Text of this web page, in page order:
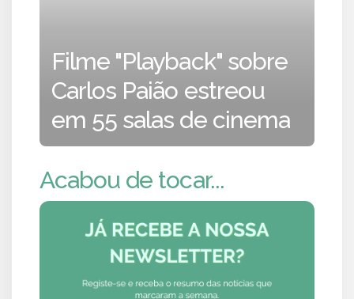
Filme "Playback" sobre
Carlos Paião estreou
em 55 salas de cinema
Acabou de tocar...